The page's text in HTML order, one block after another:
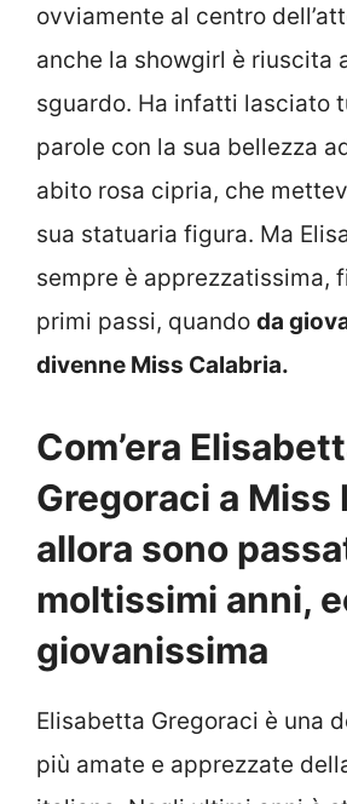
ovviamente al centro
anche la showgirl è riuscita
sguardo. Ha infatti lasciato
parole con la sua bellezza
abito rosa cipria, che
sua statuaria figura. Ma
sempre è apprezzatissima,
primi passi, quando da
divenne Miss Calabria.
Com’era
Gregoraci a Miss
allora sono
moltissimi anni,
giovanissima
Elisabetta Gregoraci è una
più amate e apprezzate